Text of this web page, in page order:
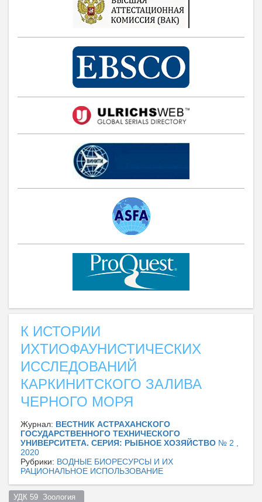
К ИСТОРИИ
ИХТИОФАУНИСТИЧЕСКИХ
ИССЛЕДОВАНИЙ
КАРКИНИТСКОГО ЗАЛИВА
ЧЕРНОГО МОРЯ
Журнал: ВЕСТНИК АСТРАХАНСКОГО
ГОСУДАРСТВЕННОГО ТЕХНИЧЕСКОГО
УНИВЕРСИТЕТА. СЕРИЯ: РЫБНОЕ ХОЗЯЙСТВО № 2 ,
2020
Рубрики: ВОДНЫЕ БИОРЕСУРСЫ И ИХ
РАЦИОНАЛЬНОЕ ИСПОЛЬЗОВАНИЕ
УДК 59  Зоология